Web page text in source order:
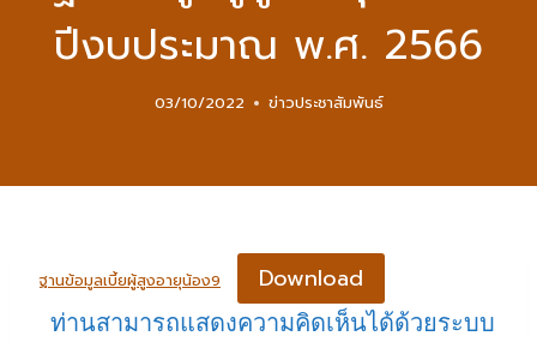
ปีงบประมาณ พ.ศ. 2566
03/10/2022 ข่าวประชาสัมพันธ์
ฐานข้อมูลเบี้ยผู้สูงอายุน้อง9 Download
ท่านสามารถแสดงความคิดเห็นได้ด้วยระบบ